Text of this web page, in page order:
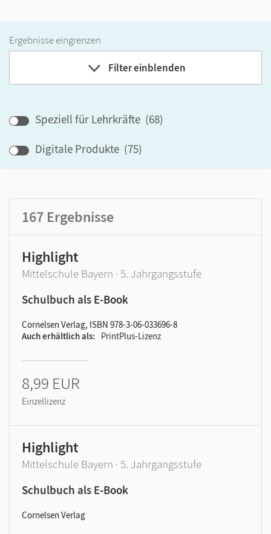
Ergebnisse eingrenzen
Filter einblenden
Klassenstufe
Speziell für Lehrkräfte (68)
Digitale Produkte (75)
167 Ergebnisse
Highlight
Mittelschule Bayern · 5. Jahrgangsstufe
Schulbuch als E-Book
Cornelsen Verlag, ISBN 978-3-06-033696-8
Auch erhältlich als
PrintPlus-Lizenz
8,99 EUR
Einzellizenz
Highlight
Mittelschule Bayern · 5. Jahrgangsstufe
Schulbuch als E-Book
Cornelsen Verlag